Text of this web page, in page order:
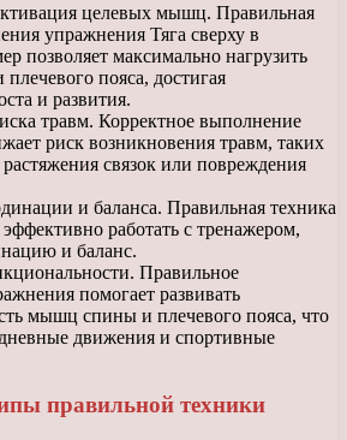
целевых мышц. Правильная
упражнения Тяга сверху в
позволяет максимально нагрузить
пояса, достигая
и развития.
травм. Корректное выполнение
риск возникновения травм, таких
связок или повреждения
и баланса. Правильная техника
эффективно работать с тренажером,
и баланс.
Правильное
помогает развивать
мышц спины и плечевого пояса, что
движения и спортивные
правильной техники